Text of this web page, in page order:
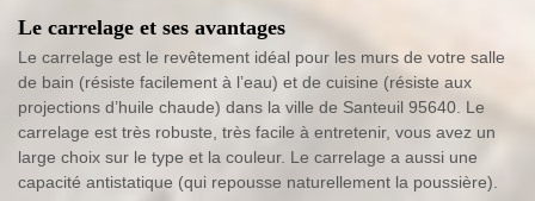
Le carrelage et ses avantages
Le carrelage est le revêtement idéal pour les murs de votre salle
de bain (résiste facilement à l’eau) et de cuisine (résiste aux
projections d’huile chaude) dans la ville de Santeuil 95640. Le
carrelage est très robuste, très facile à entretenir, vous avez un
large choix sur le type et la couleur. Le carrelage a aussi une
capacité antistatique (qui repousse naturellement la poussière).